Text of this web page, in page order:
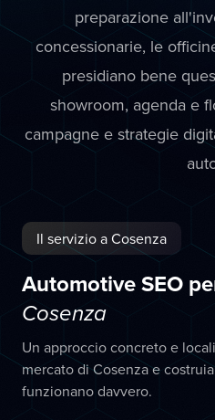
preparazione
concessionarie, le
presidiano bene
showroom, agenda e
campagne e strategie
Il servizio a Cosenza
Automotive SEO
Cosenza
Un approccio concreto e
mercato di Cosenza e
funzionano davvero.